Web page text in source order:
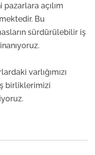
açılım
Bu
sürdürülebilir iş
varlığımızı
birliklerimizi